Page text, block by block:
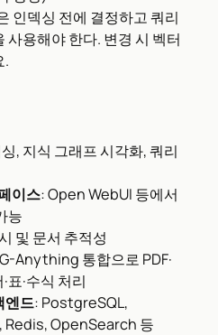
인덱싱 전에 결정하고 쿼리
사용해야 한다. 변경 시 벡터
.
, 지식 그래프 시각화, 쿼리
이스: Open WebUI 등에서
능
및 문서 추적성
Anything 통합으로 PDF·
표·수식 처리
엔드: PostgreSQL,
OpenSearch 등